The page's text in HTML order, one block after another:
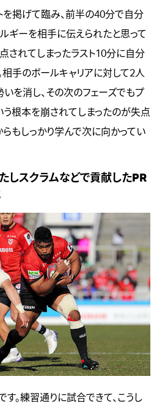
を掲げて臨み、前半の40分で自分
ルギーを相手に伝えられたと思って
されてしまったラスト10分に自分
相手のボールキャリアに対して2人
いを消し、その次のフェーズでもプ
う根本を崩されてしまったのが失点
らもしっかり学んで次に向かってい
しスクラムなどで貢献したPR
。練習通りに試合できて、こうし